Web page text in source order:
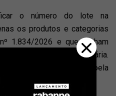
o número do lote na
os produtos e categorias
1.834/2026 e que tenham
pela restrição sanitária.
não são alcançados pela